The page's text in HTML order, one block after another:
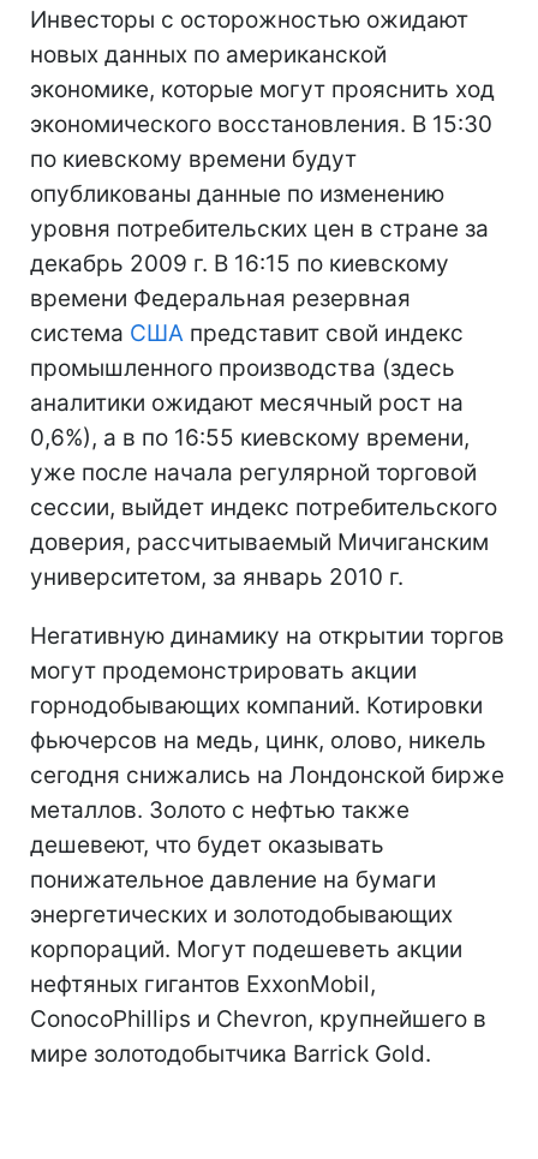
Инвесторы с осторожностью ожидают
новых данных по американской
экономике, которые могут прояснить ход
экономического восстановления. В 15:30
по киевскому времени будут
опубликованы данные по изменению
уровня потребительских цен в стране за
декабрь 2009 г. В 16:15 по киевскому
времени Федеральная резервная
система США представит свой индекс
промышленного производства (здесь
аналитики ожидают месячный рост на
0,6%), а в по 16:55 киевскому времени,
уже после начала регулярной торговой
сессии, выйдет индекс потребительского
доверия, рассчитываемый Мичиганским
университетом, за январь 2010 г.
Негативную динамику на открытии торгов
могут продемонстрировать акции
горнодобывающих компаний. Котировки
фьючерсов на медь, цинк, олово, никель
сегодня снижались на Лондонской бирже
металлов. Золото с нефтью также
дешевеют, что будет оказывать
понижательное давление на бумаги
энергетических и золотодобывающих
корпораций. Могут подешеветь акции
нефтяных гигантов ExxonMobil,
ConocoPhillips и Chevron, крупнейшего в
мире золотодобытчика Barrick Gold.